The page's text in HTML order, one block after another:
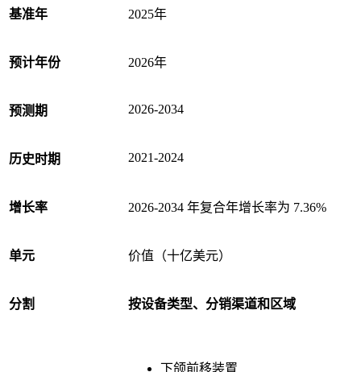
基准年 2025年
预计年份 2026年
预测期 2026-2034
历史时期 2021-2024
增长率 2026-2034 年复合年增长率为 7.36%
单元 价值（十亿美元）
分割 按设备类型、分销渠道和区域
下颌前移装置